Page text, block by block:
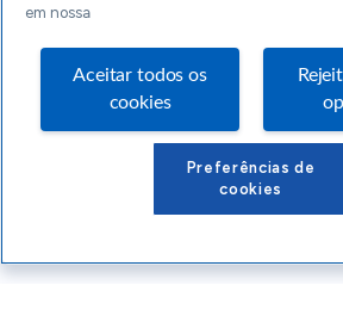
em nossa
Aceitar todos os
cookies
Preferências de
cookies